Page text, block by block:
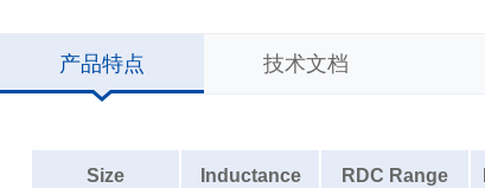
产品特点 技术文档
Size Inductance RDC Range